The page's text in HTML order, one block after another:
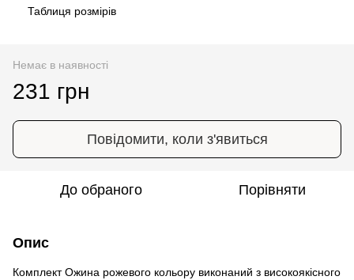
Таблиця розмірів
Немає в наявності
231 грн
Повідомити, коли з'явиться
До обраного Порівняти
Опис
Комплект Ожина рожевого кольору виконаний з високоякісного